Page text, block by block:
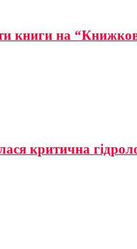
книги на
критична